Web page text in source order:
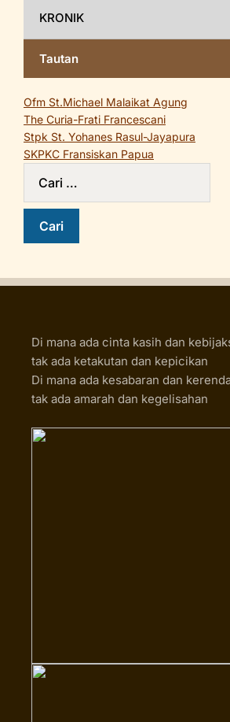
KRONIK
Tautan
Ofm St.Michael Malaikat Agung
The Curia-Frati Francescani
Stpk St. Yohanes Rasul-Jayapura
SKPKC Fransiskan Papua
Di mana ada cinta kasih dan
tak ada ketakutan dan kepicikan
Di mana ada kesabaran dan
tak ada amarah dan kegelisahan